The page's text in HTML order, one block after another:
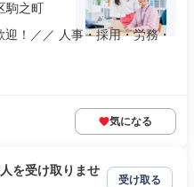
駒之町
！／／ 人事・採用・労務・
気になる
を受け取りませ
受け取る